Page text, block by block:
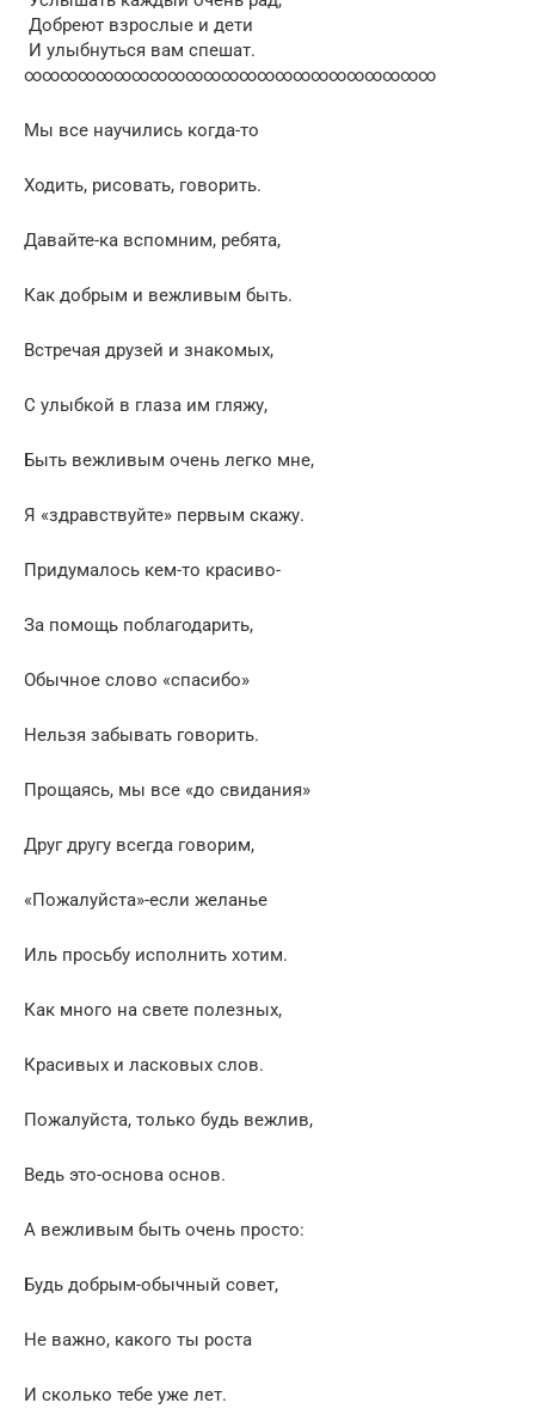
Добреют взрослые и дети
И улыбнуться вам спешат.
∞∞∞∞∞∞∞∞∞∞∞∞∞∞∞∞∞∞∞∞∞∞∞
Мы все научились когда-то
Ходить, рисовать, говорить.
Давайте-ка вспомним, ребята,
Как добрым и вежливым быть.
Встречая друзей и знакомых,
С улыбкой в глаза им гляжу,
Быть вежливым очень легко мне,
Я «здравствуйте» первым скажу.
Придумалось кем-то красиво-
За помощь поблагодарить,
Обычное слово «спасибо»
Нельзя забывать говорить.
Прощаясь, мы все «до свидания»
Друг другу всегда говорим,
«Пожалуйста»-если желанье
Иль просьбу исполнить хотим.
Как много на свете полезных,
Красивых и ласковых слов.
Пожалуйста, только будь вежлив,
Ведь это-основа основ.
А вежливым быть очень просто:
Будь добрым-обычный совет,
Не важно, какого ты роста
И сколько тебе уже лет.